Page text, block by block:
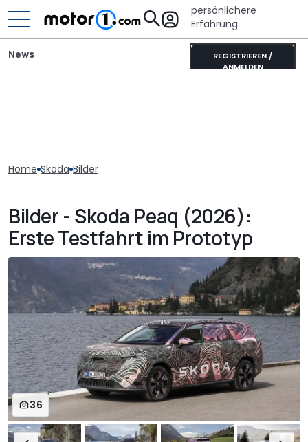
persönlichere
Erfahrung
REGISTRIEREN /
ANMELDEN
News
Home Skoda Bilder
Bilder - Skoda Peaq (2026):
Erste Testfahrt im Prototyp
36